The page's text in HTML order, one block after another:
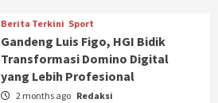
Berita Terkini Sport
Gandeng Luis Figo, HGI Bidik
Transformasi Domino Digital
yang Lebih Profesional
2 months ago Redaksi